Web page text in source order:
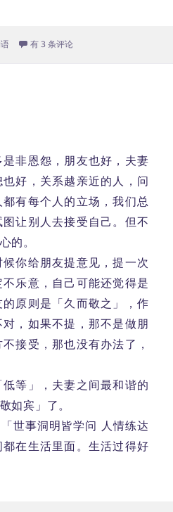
万箭穿心
有 3 条评论
非恩怨，朋友也好，夫妻
好，关系越亲近的人，问
有每个人的立场，我们总
让别人去接受自己。但不
的。
你给朋友提意见，提一次
乐意，自己可能还觉得是
原则是「久而敬之」，作
，如果不提，那不是做朋
接受，那也没有办法了，
等」，夫妻之间最和谐的
如宾」了。
世事洞明皆学问 人情练达
在生活里面。生活过得好